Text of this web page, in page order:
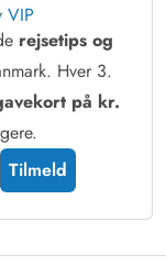
VIP
rejsetips og
Hver 3.
på kr.
Tilmeld